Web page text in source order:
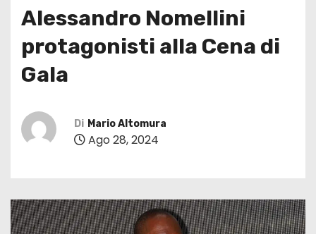
Alessandro Nomellini
protagonisti alla Cena di
Gala
Di Mario Altomura
Ago 28, 2024